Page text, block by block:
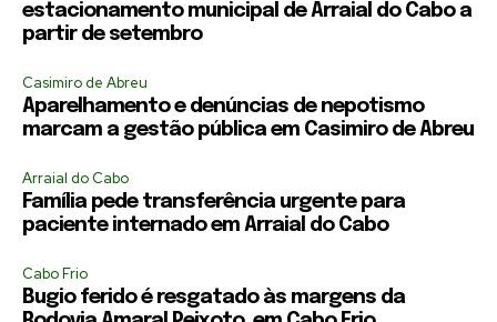
estacionamento municipal de Arraial do Cabo a
partir de setembro
Casimiro de Abreu
Aparelhamento e denúncias de nepotismo
marcam a gestão pública em Casimiro de Abreu
Arraial do Cabo
Família pede transferência urgente para
paciente internado em Arraial do Cabo
Cabo Frio
Bugio ferido é resgatado às margens da